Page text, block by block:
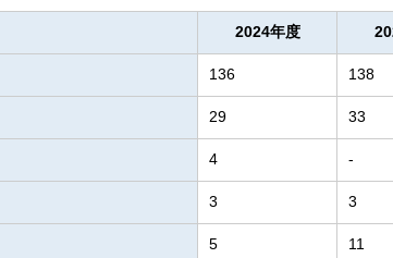
2024年度
136 138
29 33
4 -
3 3
5 11